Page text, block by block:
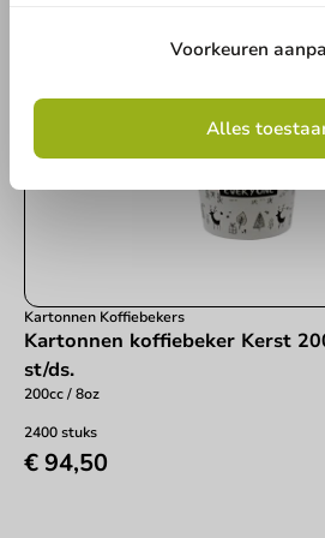
Kartonnen Koffiebekers
Kartonnen koffiebeker Kerst
st/ds.
200cc / 8oz
2400 stuks
€ 94,50
Voorkeuren
Alles